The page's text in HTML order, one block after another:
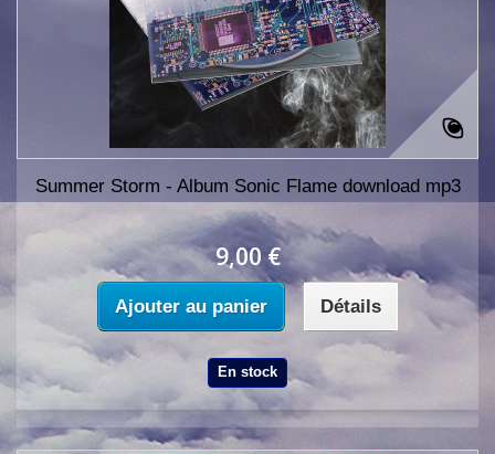
Summer Storm - Album Sonic Flame download mp3
9,00 €
Ajouter au panier Détails
En stock